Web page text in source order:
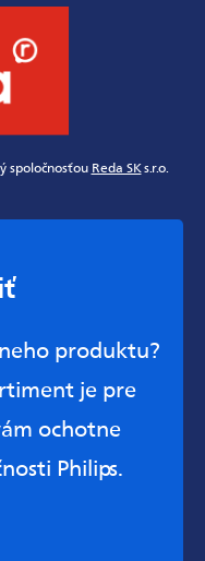
spoločnosťou Reda SKs.r.o.
produktu?
je pre
ochotne
Philips.